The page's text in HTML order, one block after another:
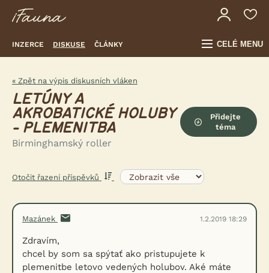
INZERCE DISKUSE ČLÁNKY CELÉ MENU
« Zpět na výpis diskusních vláken
LETÚNY A
AKROBATICKÉ HOLUBY
- PLEMENITBA
Birminghamský roller
Přidejte
téma
Otočit řazení příspěvků
Mazánek 1.2.2019 18:29
Zdravím,
chcel by som sa spýtať ako pristupujete k
plemenitbe letovo vedených holubov. Aké máte